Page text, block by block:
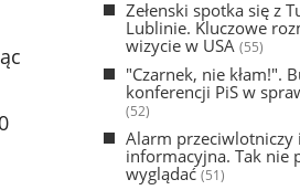
Zełenski spotka się z
Lublinie. Kluczowe
wizycie w USA (55)
"Czarnek, nie kłam!".
konferencji PiS w
(52)
Alarm przeciwlotniczy
informacyjna. Tak nie
wyglądać(51)